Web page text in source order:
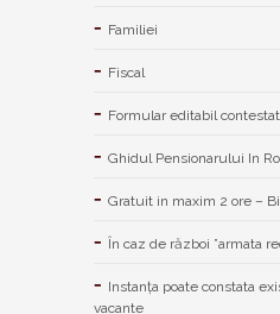
Familiei
Fiscal
Formular editabil
Ghidul Pensionarului In
Gratuit in maxim 2 ore –
În caz de război ”armata
Instanța poate constata
vacante